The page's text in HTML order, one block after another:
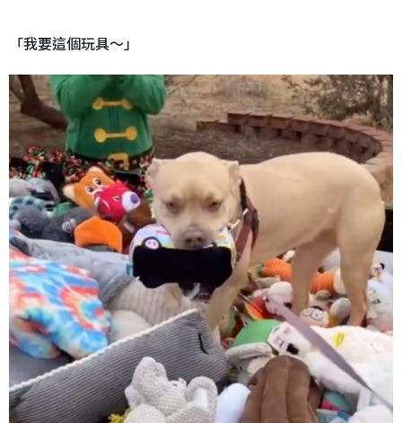
「我要這個玩具～」